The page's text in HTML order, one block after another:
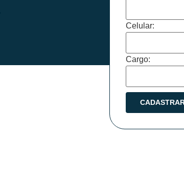
Celular:
Cargo: